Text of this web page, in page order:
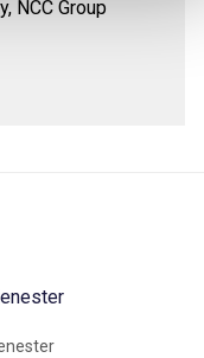
NCC Group